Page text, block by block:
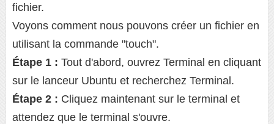
fichier.
Voyons comment nous pouvons créer un fichier en
utilisant la commande "touch".
Étape 1 : Tout d'abord, ouvrez Terminal en cliquant
sur le lanceur Ubuntu et recherchez Terminal.
Étape 2 : Cliquez maintenant sur le terminal et
attendez que le terminal s'ouvre.